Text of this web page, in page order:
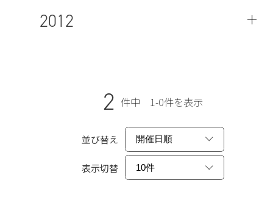
2012
2 件中 1-0件を表示
並び替え
表示切替